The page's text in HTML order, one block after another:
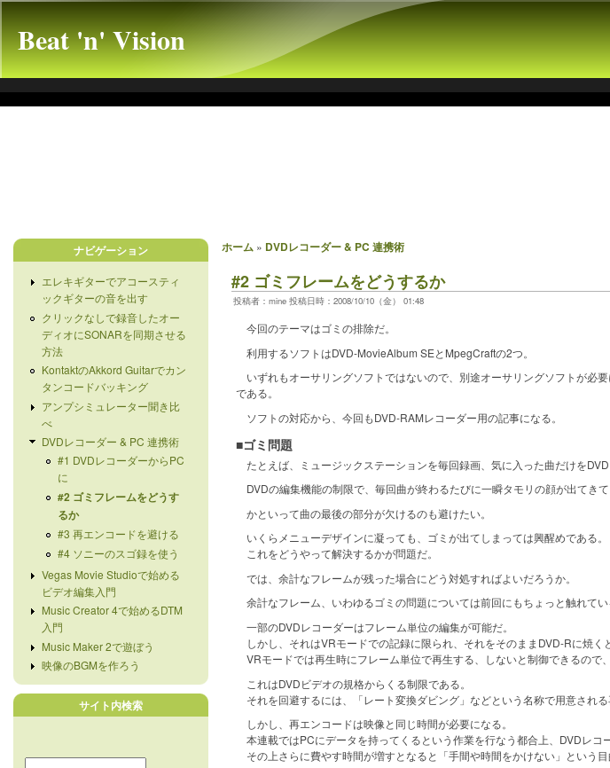
Beat 'n' Vision
ナビゲーション
エレキギターでアコースティ
ックギターの音を出す
クリックなしで録音したオー
ディオにSONARを同期させる
方法
KontaktのAkkord Guitarでカン
タンコードバッキング
アンプシミュレーター聞き比
べ
DVDレコーダー & PC 連携術
#1 DVDレコーダーからPC
に
#2 ゴミフレームをどうす
るか
#3 再エンコードを避ける
#4 ソニーのスゴ録を使う
Vegas Movie Studioで始める
ビデオ編集入門
Music Creator 4で始めるDTM
入門
Music Maker 2で遊ぼう
映像のBGMを作ろう
サイト内検索
ホーム » DVDレコーダー & PC 連携術
#2 ゴミフレームをどうするか
投稿者：mine 投稿日時：2008/10/10（金） 01:48
今回のテーマはゴミの排除だ。
利用するソフトはDVD-MovieAlbum SEとMpegCraftの2つ。
いずれもオーサリングソフトではないので、別途オーサリングソフトが必
である。
ソフトの対応から、今回もDVD-RAMレコーダー用の記事になる。
■ゴミ問題
たとえば、ミュージックステーションを毎回録画、気に入った曲だけをDVD
DVDの編集機能の制限で、毎回曲が終わるたびに一瞬タモリの顔が出てきて
かといって曲の最後の部分が欠けるのも避けたい。
いくらメニューデザインに凝っても、ゴミが出てしまっては興醒めである。
これをどうやって解決するかが問題だ。
では、余計なフレームが残った場合にどう対処すればよいだろうか。
余計なフレーム、いわゆるゴミの問題については前回にもちょっと触れてい
一部のDVDレコーダーはフレーム単位の編集が可能だ。
しかし、それはVRモードでの記録に限られ、それをそのままDVD-Rに焼く
VRモードでは再生時にフレーム単位で再生する、しないと制御できるので
これはDVDビデオの規格からくる制限である。
それを回避するには、「レート変換ダビング」などという名称で用意される
しかし、再エンコードは映像と同じ時間が必要になる。
本連載ではPCにデータを持ってくるという作業を行なう都合上、DVDレコ
その上さらに費やす時間が増すとなると「手間や時間をかけない」という目